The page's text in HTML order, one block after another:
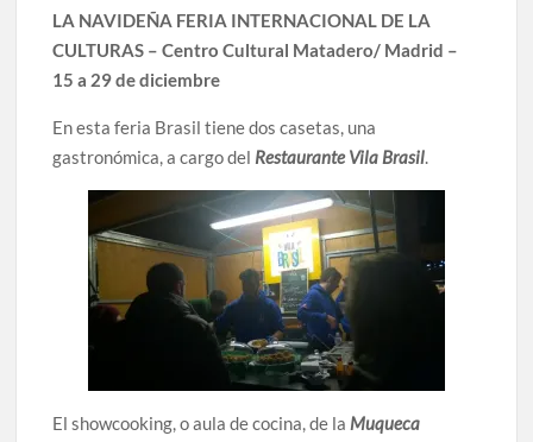
LA NAVIDEÑA FERIA INTERNACIONAL DE LA
CULTURAS – Centro Cultural Matadero/ Madrid –
15 a 29 de diciembre
En esta feria Brasil tiene dos casetas, una
gastronómica, a cargo del Restaurante Vila Brasil.
El showcooking, o aula de cocina, de la Muqueca